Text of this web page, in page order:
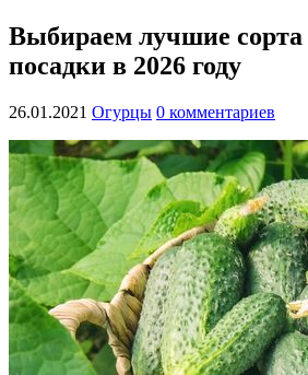
Выбираем лучшие сорта
посадки в 2026 году
26.01.2021 Огурцы 0 комментариев